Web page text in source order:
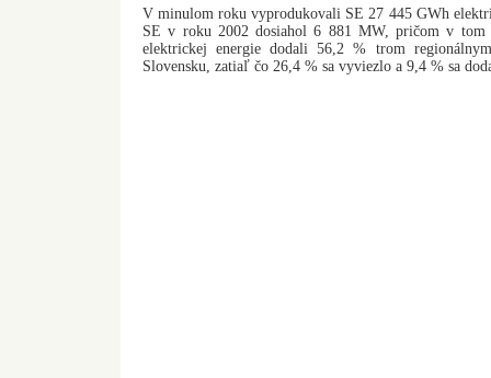
V minulom roku vyprodukovali SE 27 445 GWh
SE v roku 2002 dosiahol 6 881 MW, pričom v tom
elektrickej energie dodali 56,2 % trom
Slovensku, zatiaľ čo 26,4 % sa vyviezlo a 9,4 % sa